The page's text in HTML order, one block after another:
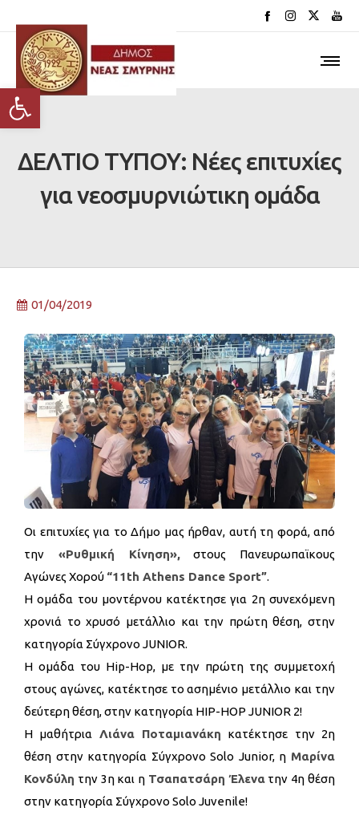
Ανοίξτε τη γραμμή εργαλείων
ΔΕΛΤΙΟ ΤΥΠΟΥ: Νέες επιτυχίες
για νεοσμυρνιώτικη ομάδα
01/04/2019
Οι επιτυχίες για το Δήμο μας ήρθαν, αυτή τη φορά, από
την «Ρυθμική Κίνηση»,στους Πανευρωπαϊκους
Αγώνες Χορού “11th Athens Dance Sport”.
Η ομάδα του μοντέρνου κατέκτησε για 2η συνεχόμενη
χρονιά το χρυσό μετάλλιο και την πρώτη θέση, στην
κατηγορία Σύγχρονο JUNIOR.
Η ομάδα του Hip-Hop, με την πρώτη της συμμετοχή
στους αγώνες, κατέκτησε το ασημένιο μετάλλιο και την
δεύτερη θέση, στην κατηγορία HIP-HOP JUNIOR 2!
Η μαθήτρια Λιάνα Ποταμιανάκη κατέκτησε την 2η
θέση στην κατηγορία Σύγχρονο Solo Junior, η Μαρίνα
Κονδύλη την 3η και η Τσαπατσάρη Έλενατην 4η θέση
στην κατηγορία Σύγχρονο Solo Juvenile!